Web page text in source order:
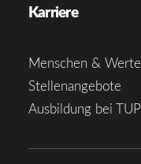
Karriere
Menschen & Werte
Stellenangebote
Ausbildung bei TUP